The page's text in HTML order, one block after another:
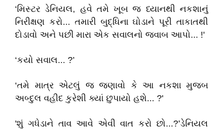
‘મિસ્ટર ડેનિયલ, હવે તમે ખૂબ જ ધ્યાનથી નકશાનું
નિરીક્ષણ કરો... તમારી બુદ્ધિના ઘોડાને પૂરી તાકાતથી
દોડાવો અને પછી મારા એક સવાલનો જવાબ આપો... !'
‘કયો સવાલ... ?’
‘તમે માત્ર એટલું જ જણાવો કે આ નકશા મુજબ
અબ્દુલ વહીદ કુરેશી ક્યાં છુપાયો હશે... ?'
'શું ગધેડાને તાવ આવે એવી વાત કરો છો...?’ડેનિયલ